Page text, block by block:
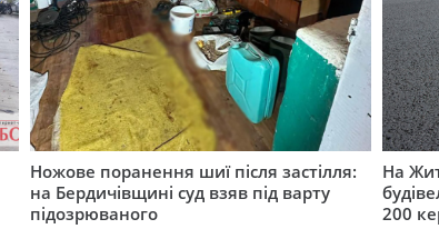
Ножове поранення шиї після застілля:
на Бердичівщині суд взяв під варту
підозрюваного
На
200